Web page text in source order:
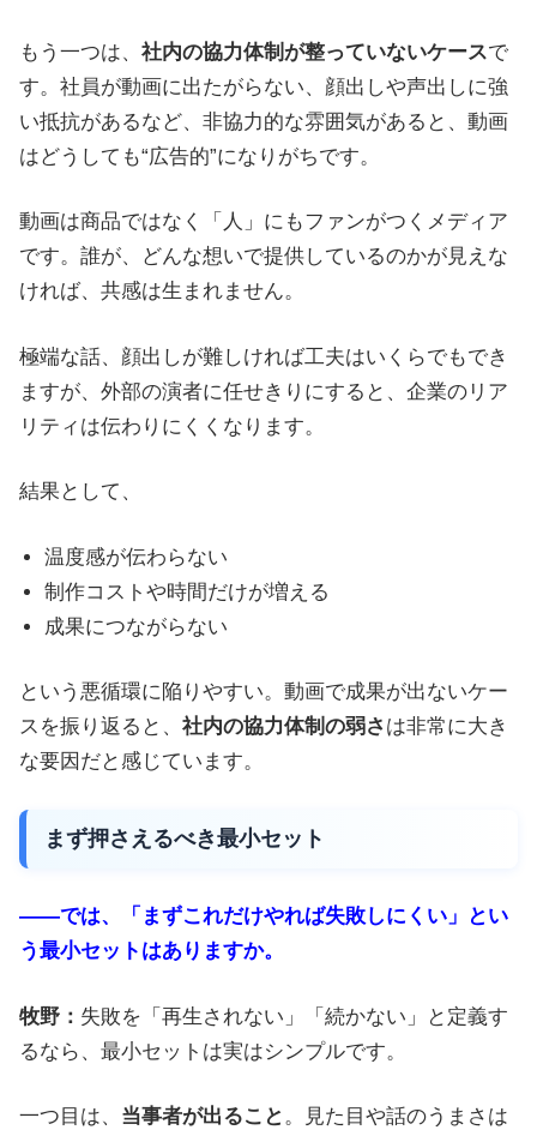
もう一つは、 社内の協力体制が整っていないケースで
す。社員が動画に出たがらない、顔出しや声出しに強
い抵抗があるなど、非協力的な雰囲気があると、動画
はどうしても“広告的”になりがちです。
動画は商品ではなく「人」にもファンがつくメディア
です。誰が、どんな想いで提供しているのかが見えな
ければ、共感は生まれません。
極端な話、顔出しが難しければ工夫はいくらでもでき
ますが、外部の演者に任せきりにすると、企業のリア
リティは伝わりにくくなります。
結果として、
温度感が伝わらない
制作コストや時間だけが増える
成果につながらない
という悪循環に陥りやすい。動画で成果が出ないケー
スを振り返ると、 社内の協力体制の弱さ は非常に大き
な要因だと感じています。
まず押さえるべき最小セット
――では、「まずこれだけやれば失敗しにくい」とい
う最小セットはありますか。
牧野： 失敗を「再生されない」「続かない」と定義す
るなら、最小セットは実はシンプルです。
一つ目は、 当事者が出ること 。見た目や話のうまさは